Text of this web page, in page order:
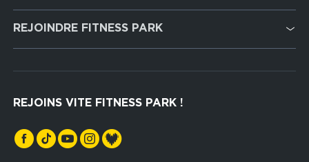
Cardio Training
Musculation
Hyrox Zone
Cross Training
REJOINDRE FITNESS PARK
REJOINS VITE FITNESS PARK !